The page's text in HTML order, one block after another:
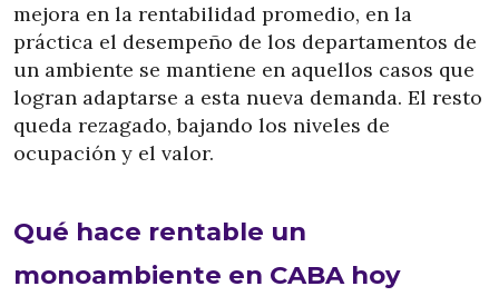
mejora en la rentabilidad promedio, en la
práctica el desempeño de los departamentos de
un ambiente se mantiene en aquellos casos que
logran adaptarse a esta nueva demanda. El resto
queda rezagado, bajando los niveles de
ocupación y el valor.
Qué hace rentable un
monoambiente en CABA hoy